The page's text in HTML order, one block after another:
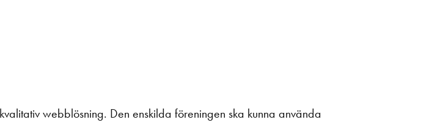
webblösning. Den enskilda föreningen ska kunna använda